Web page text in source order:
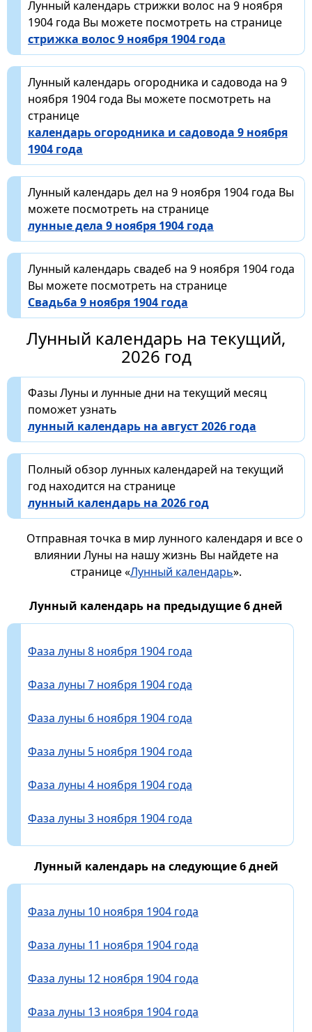
Лунный календарь стрижки волос на 9 ноября
1904 года Вы можете посмотреть на странице
стрижка волос 9 ноября 1904 года
Лунный календарь огородника и садовода на 9
ноября 1904 года Вы можете посмотреть на
странице
календарь огородника и садовода 9 ноября
1904 года
Лунный календарь дел на 9 ноября 1904 года Вы
можете посмотреть на странице
лунные дела 9 ноября 1904 года
Лунный календарь свадеб на 9 ноября 1904 года
Вы можете посмотреть на странице
Свадьба 9 ноября 1904 года
Лунный календарь на текущий,
2026 год
Фазы Луны и лунные дни на текущий месяц
поможет узнать
лунный календарь на август 2026 года
Полный обзор лунных календарей на текущий
год находится на странице
лунный календарь на 2026 год
Отправная точка в мир лунного календаря и все о
влиянии Луны на нашу жизнь Вы найдете на
странице «Лунный календарь».
Лунный календарь на предыдущие 6 дней
Фаза луны 8 ноября 1904 года
Фаза луны 7 ноября 1904 года
Фаза луны 6 ноября 1904 года
Фаза луны 5 ноября 1904 года
Фаза луны 4 ноября 1904 года
Фаза луны 3 ноября 1904 года
Лунный календарь на следующие 6 дней
Фаза луны 10 ноября 1904 года
Фаза луны 11 ноября 1904 года
Фаза луны 12 ноября 1904 года
Фаза луны 13 ноября 1904 года